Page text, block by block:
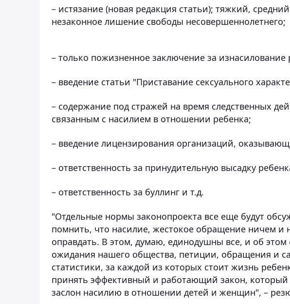
– истязание (новая редакция статьи); тяжкий,
незаконное лишение свободы несовершеннолетнего;
– только пожизненное заключение за изнасилование
– введение статьи "Приставание сексуального
– содержание под стражей на время следственных
связанным с насилием в отношении ребенка;
– введение лицензирования организаций,
– ответственность за принудительную высадку
– ответственность за буллинг и т.д.
"Отдельные нормы законопроекта все еще будут
помнить, что насилие, жестокое обращение ничем и
оправдать. В этом, думаю, единодушны все, и об этом
ожидания нашего общества, петиции, обращения и
статистики, за каждой из которых стоит жизнь
принять эффективный и работающий закон,
заслон насилию в отношении детей и женщин", –